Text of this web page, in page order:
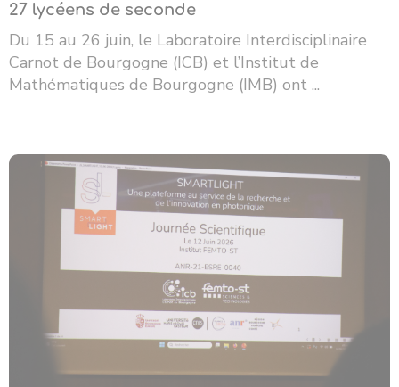
27 lycéens de seconde
Du 15 au 26 juin, le Laboratoire Interdisciplinaire
Carnot de Bourgogne (ICB) et l’Institut de
Mathématiques de Bourgogne (IMB) ont ...